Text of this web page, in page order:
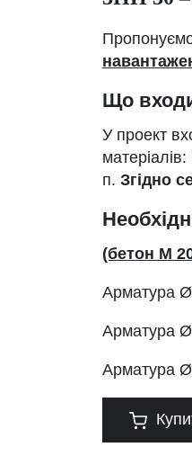
Що
У проект
п. Згідно
(бетон М
Арматура Ø
Арматура Ø
Арматура Ø